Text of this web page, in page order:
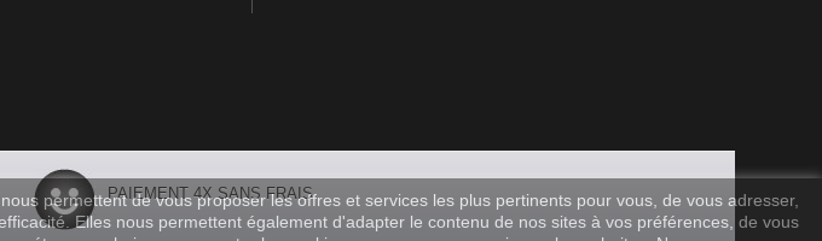
PAIEMENT 4X SANS FRAIS
permettent de vous proposer les offres et services les plus pertinents pour vous, de vous adresser,
Elles nous permettent également d'adapter le contenu de nos sites à vos préférences, de vous